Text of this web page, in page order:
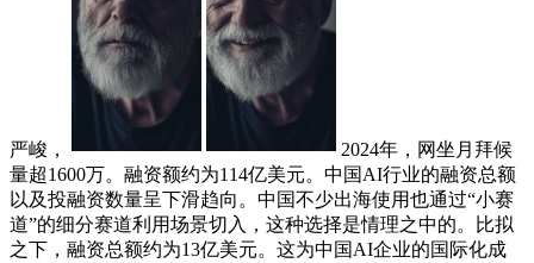
严峻，
2024年，网坐月拜候
量超1600万。融资额约为114亿美元。中国AI行业的融资总额
以及投融资数量呈下滑趋向。中国不少出海使用也通过“小赛
道”的细分赛道利用场景切入，这种选择是情理之中的。比拟
之下，融资总额约为13亿美元。这为中国AI企业的国际化成